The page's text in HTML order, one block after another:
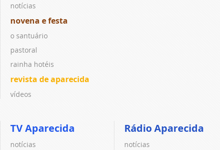
notícias
novena e festa
o santuário
pastoral
rainha hotéis
revista de aparecida
vídeos
TV Aparecida
notícias
Rádio Aparecida
notícias